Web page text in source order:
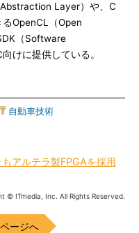
Layer）や、C
OpenCL（Open
（Software
けに提供している。
自動車技術
アルテラ製FPGAを採用
© ITmedia, Inc. All Rights Reserved.
ージへ